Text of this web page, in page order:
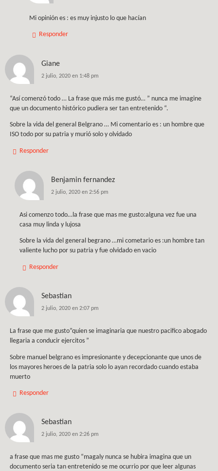
Mi opinión es : es muy injusto lo que hacían
Responder
Giane
2 julio, 2020 en 1:48 pm
“Así comenzó todo … La frase que más me gustó… ” nunca me imagine
que un documento histórico pudiera ser tan entretenido “.
Sobre la vida del general Belgrano … Mi comentario es : un hombre que
ISO todo por su patria y murió solo y olvidado
Responder
Benjamin fernandez
2 julio, 2020 en 2:56 pm
Asi comenzo todo…la frase que mas me gusto:alguna vez fue una
casa muy linda y lujosa
Sobre la vida del general begrano …mi cometario es :un hombre tan
valiente lucho por su patria y fue olvidado en vacio
Responder
Sebastian
2 julio, 2020 en 2:07 pm
La frase que me gusto”quien se imaginaria que nuestro pacifico abogado
llegaria a conducir ejercitos ”
Sobre manuel belgrano es impresionante y decepcionante que unos de
los mayores heroes de la patria solo lo ayan recordado cuando estaba
muerto
Responder
Sebastian
2 julio, 2020 en 2:26 pm
a frase que mas me gusto “magaly nunca se hubira imagina que un
documento seria tan entretenido se me ocurrio por que leer algunas